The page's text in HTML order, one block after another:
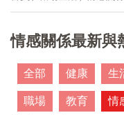
情感關係最新與
全部 健康 生
職場
教育 情